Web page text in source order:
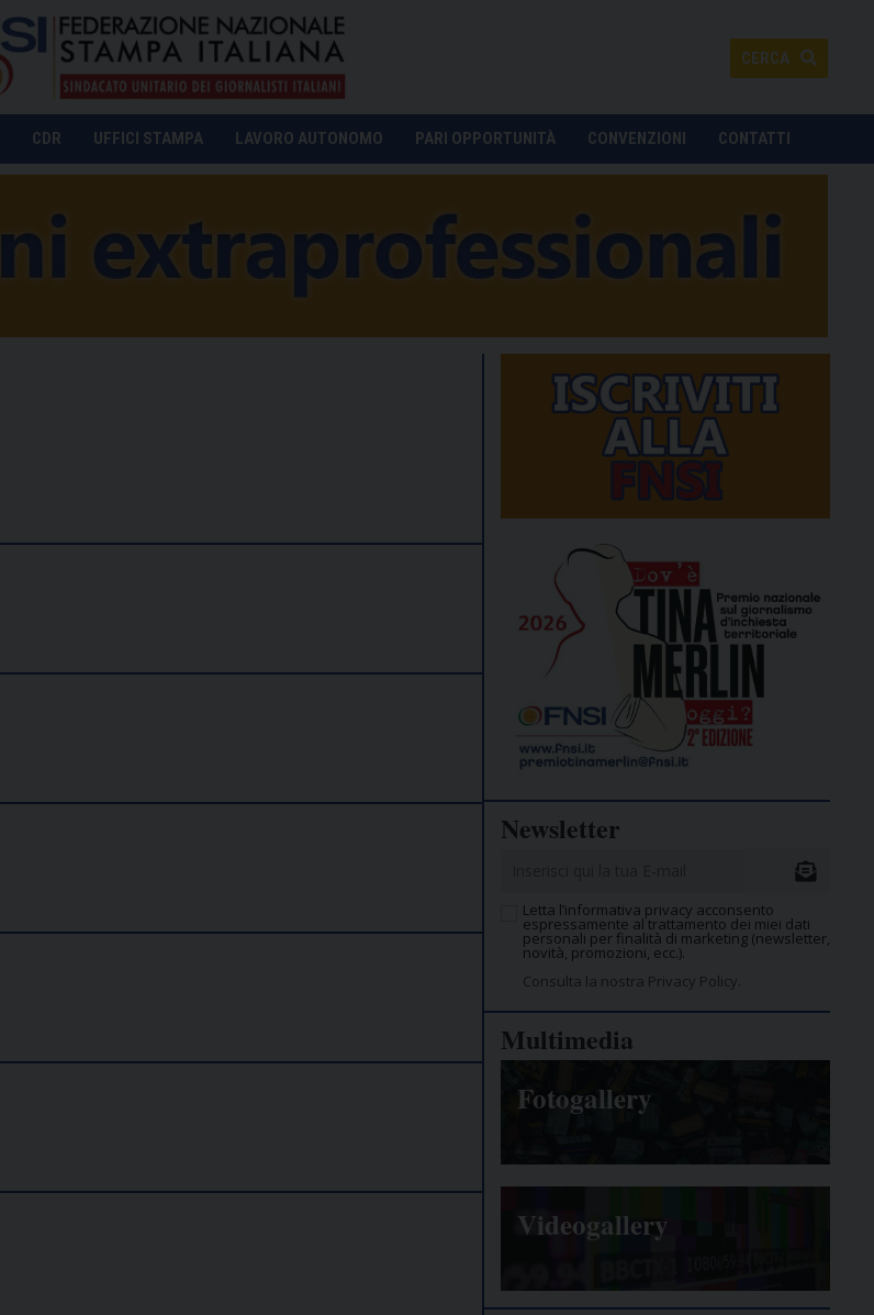
CERCA
CDR UFFICI STAMPA LAVORO AUTONOMO PARI OPPORTUNITÀ CONVENZIONI CONTATTI
Newsletter
Letta l’informativa privacy acconsento
espressamente al trattamento dei miei dati
personali per finalità di marketing (newsletter,
novità, promozioni, ecc.).
Consulta la nostra Privacy Policy.
Multimedia
Fotogallery
Videogallery